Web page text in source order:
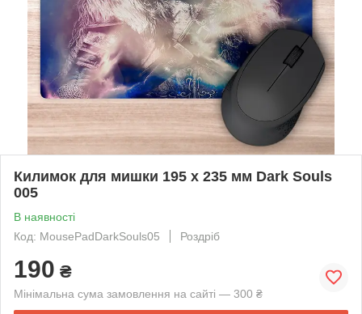
Килимок для мишки 195 х 235 мм Dark Souls
005
В наявності
Код: MousePadDarkSouls05
Роздріб
190 ₴
Мінімальна сума замовлення на сайті — 300 ₴